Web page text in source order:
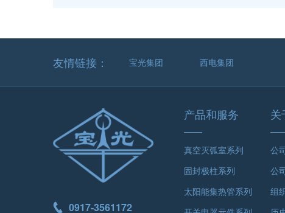
友情链接： 宝光集团 西电集团
0917-3561172
产品和服务
真空灭弧室系列
固封极柱系列
太阳能集热管系列
关
公
公
组